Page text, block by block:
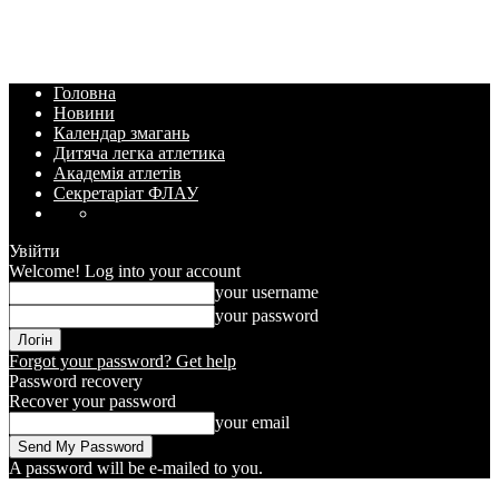
Головна
Новини
Календар змагань
Дитяча легка атлетика
Академія атлетів
Секретаріат ФЛАУ
Увійти
Welcome! Log into your account
your username
your password
Forgot your password? Get help
Password recovery
Recover your password
your email
A password will be e-mailed to you.